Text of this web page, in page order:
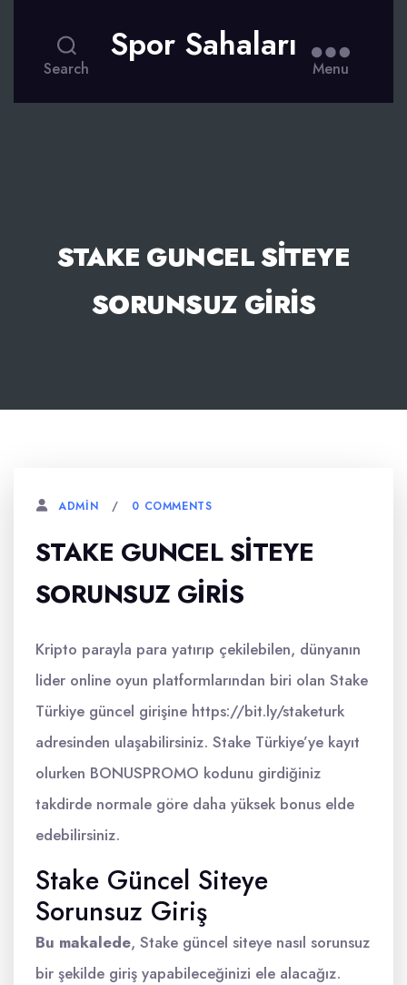
Search
Spor Sahaları
Menu
STAKE GUNCEL SITEYE
SORUNSUZ GIRIS
ADMIN 0 COMMENTS
STAKE GUNCEL SITEYE
SORUNSUZ GIRIS
Kripto parayla para yatırıp çekilebilen, dünyanın
lider online oyun platformlarından biri olan Stake
Türkiye güncel girişine https://bit.ly/staketurk
adresinden ulaşabilirsiniz. Stake Türkiye’ye kayıt
olurken BONUSPROMO kodunu girdiğiniz
takdirde normale göre daha yüksek bonus elde
edebilirsiniz.
Stake Güncel Siteye
Sorunsuz Giriş
Bu makalede, Stake güncel siteye nasıl sorunsuz
bir şekilde giriş yapabileceğinizi ele alacağız.